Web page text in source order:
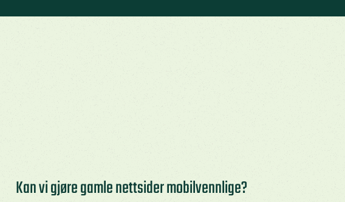
Kan vi gjøre gamle nettsider mobilvennlige?